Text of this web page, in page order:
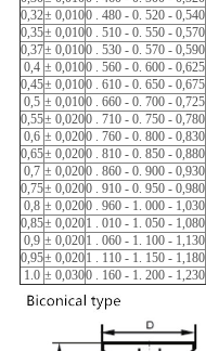
0,32± 0,0100 . 480 - 0. 520 - 0,540
0,35± 0,0100 . 510 - 0. 550 - 0,570
0,37± 0,0100 . 530 - 0. 570 - 0,590
0,4 ± 0,0100 . 560 - 0. 600 - 0,625
0,45± 0,0100 . 610 - 0. 650 - 0,675
0,5 ± 0,0100 . 660 - 0. 700 - 0,725
0,55± 0,0200 . 710 - 0. 750 - 0,780
0,6 ± 0,0200 . 760 - 0. 800 - 0,830
0,65± 0,0200 . 810 - 0. 850 - 0,880
0,7 ± 0,0200 . 860 - 0. 900 - 0,930
0,75± 0,0200 . 910 - 0. 950 - 0,980
0,8 ± 0,0200 . 960 - 1. 000 - 1,030
0,85± 0,0201 . 010 - 1. 050 - 1,080
0,9 ± 0,0201 . 060 - 1. 100 - 1,130
0,95± 0,0201 . 110 - 1. 150 - 1,180
1.0 ± 0,0300 . 160 - 1. 200 - 1,230